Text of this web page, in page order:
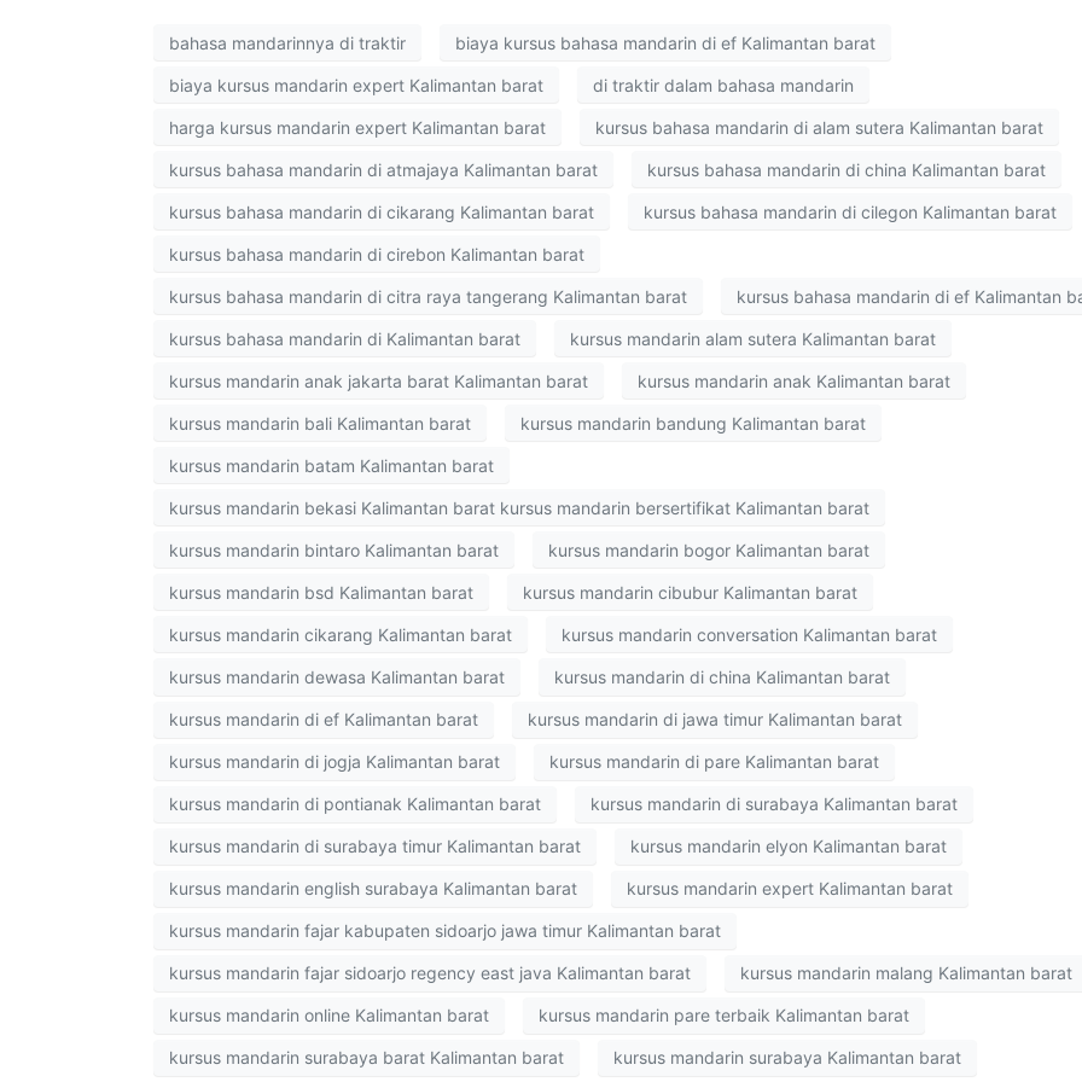
bahasa mandarinnya di traktir biaya kursus bahasa mandarin di ef Kalimantan barat
biaya kursus mandarin expert Kalimantan barat di traktir dalam bahasa mandarin
harga kursus mandarin expert Kalimantan barat kursus bahasa mandarin di alam sutera Kalimantan barat
kursus bahasa mandarin di atmajaya Kalimantan barat kursus bahasa mandarin di china Kalimantan barat
kursus bahasa mandarin di cikarang Kalimantan barat kursus bahasa mandarin di cilegon Kalimantan barat
kursus bahasa mandarin di cirebon Kalimantan barat
kursus bahasa mandarin di citra raya tangerang Kalimantan barat kursus bahasa mandarin di ef Kalimantan
kursus bahasa mandarin di Kalimantan barat kursus mandarin alam sutera Kalimantan barat
kursus mandarin anak jakarta barat Kalimantan barat kursus mandarin anak Kalimantan barat
kursus mandarin bali Kalimantan barat kursus mandarin bandung Kalimantan barat
kursus mandarin batam Kalimantan barat
kursus mandarin bekasi Kalimantan barat kursus mandarin bersertifikat Kalimantan barat
kursus mandarin bintaro Kalimantan barat kursus mandarin bogor Kalimantan barat
kursus mandarin bsd Kalimantan barat kursus mandarin cibubur Kalimantan barat
kursus mandarin cikarang Kalimantan barat kursus mandarin conversation Kalimantan barat
kursus mandarin dewasa Kalimantan barat kursus mandarin di china Kalimantan barat
kursus mandarin di ef Kalimantan barat kursus mandarin di jawa timur Kalimantan barat
kursus mandarin di jogja Kalimantan barat kursus mandarin di pare Kalimantan barat
kursus mandarin di pontianak Kalimantan barat kursus mandarin di surabaya Kalimantan barat
kursus mandarin di surabaya timur Kalimantan barat kursus mandarin elyon Kalimantan barat
kursus mandarin english surabaya Kalimantan barat kursus mandarin expert Kalimantan barat
kursus mandarin fajar kabupaten sidoarjo jawa timur Kalimantan barat
kursus mandarin fajar sidoarjo regency east java Kalimantan barat kursus mandarin malang Kalimantan barat
kursus mandarin online Kalimantan barat kursus mandarin pare terbaik Kalimantan barat
kursus mandarin surabaya barat Kalimantan barat kursus mandarin surabaya Kalimantan barat